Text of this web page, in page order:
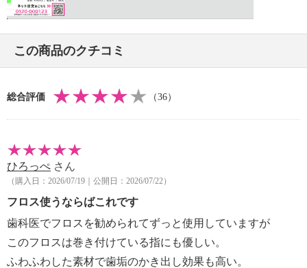
この商品のクチコミ
総合評価 （36）
ひろっぺ さん
（購入日：2026/07/19｜公開日：2026/07/22）
フロス使うならばこれです
歯科医でフロスを勧められてずっと使用していますが
このフロスは巻き付けている指にも優しい。
ふわふわした素材で歯垢のかき出し効果も高い。